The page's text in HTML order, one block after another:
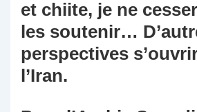
et chiite, je ne
les soutenir…
perspectives
l’Iran.